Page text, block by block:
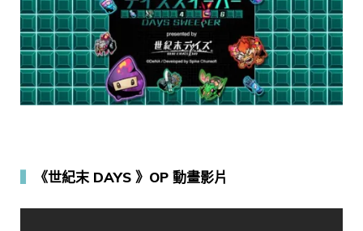
《世紀末 DAYS 》OP 動畫影片